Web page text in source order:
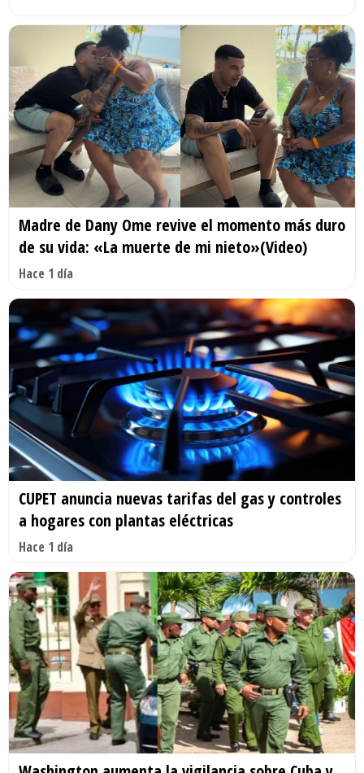
Madre de Dany Ome revive el momento más duro
de su vida: «La muerte de mi nieto»(Video)
Hace 1 día
CUPET anuncia nuevas tarifas del gas y controles
a hogares con plantas eléctricas
Hace 1 día